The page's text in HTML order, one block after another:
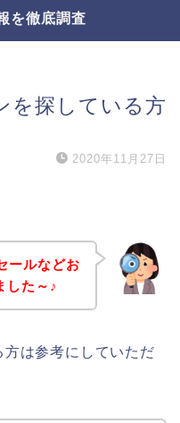
を徹底調査
を探している方
2020年11月27日
ールなどお
した～♪
方は参考にしていただ